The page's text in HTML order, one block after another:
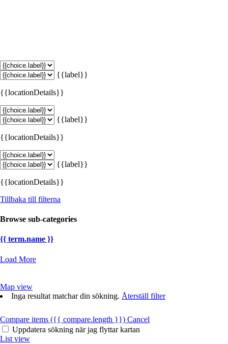
{{label}}
{{locationDetails}}
{{label}}
{{locationDetails}}
{{label}}
{{locationDetails}}
Tillbaka till filterna
Browse sub-categories
{{ term.name }}
Load More
Map view
Inga resultat matchar din sökning. Återställ filter
Compare items ({{ compare.length }}) Cancel
Uppdatera sökning när jag flyttar kartan
List view